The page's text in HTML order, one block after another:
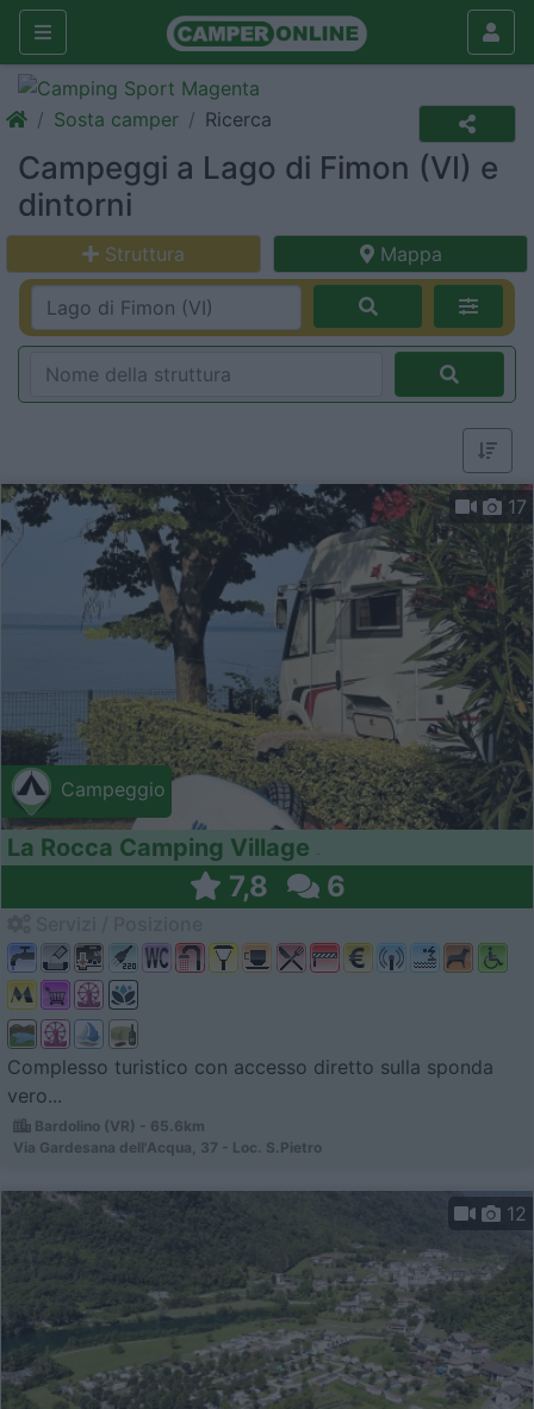
Sosta camper Ricerca
Campeggi a Lago di Fimon (VI) e
dintorni
Struttura Mappa
Campeggio
17
La Rocca Camping Village
7,8 6
Complesso turistico con accesso diretto sulla sponda
vero...
Bardolino (VR) - 65.6km
Via Gardesana dell'Acqua, 37 - Loc. S.Pietro
12